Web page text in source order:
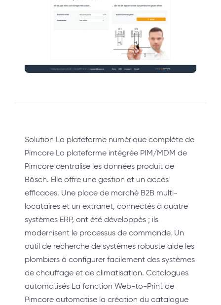
Solution La plateforme numérique complète de
Pimcore La plateforme intégrée PIM/MDM de
Pimcore centralise les données produit de
Bösch. Elle offre une gestion et un accès
efficaces. Une place de marché B2B multi-
locataires et un extranet, connectés à quatre
systèmes ERP, ont été développés ; ils
modernisent le processus de commande. Un
outil de recherche de systèmes robuste aide les
plombiers à configurer facilement des systèmes
de chauffage et de climatisation. Catalogues
automatisés La fonction Web-to-Print de
Pimcore automatise la création du catalogue